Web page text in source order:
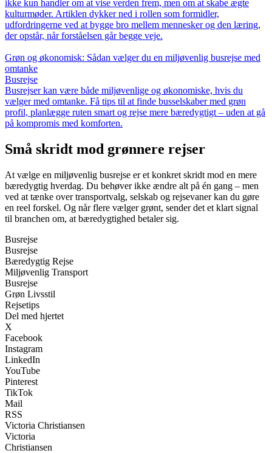
ikke kun handler om at vise verden frem, men om at skabe ægte
kulturmøder. Artiklen dykker ned i rollen som formidler,
udfordringerne ved at bygge bro mellem mennesker og den læring,
der opstår, når forståelsen går begge veje.
Grøn og økonomisk: Sådan vælger du en miljøvenlig busrejse med
omtanke
Busrejse
Busrejser kan være både miljøvenlige og økonomiske, hvis du
vælger med omtanke. Få tips til at finde busselskaber med grøn
profil, planlægge ruten smart og rejse mere bæredygtigt – uden at gå
på kompromis med komforten.
Små skridt mod grønnere rejser
At vælge en miljøvenlig busrejse er et konkret skridt mod en mere
bæredygtig hverdag. Du behøver ikke ændre alt på én gang – men
ved at tænke over transportvalg, selskab og rejsevaner kan du gøre
en reel forskel. Og når flere vælger grønt, sender det et klart signal
til branchen om, at bæredygtighed betaler sig.
Busrejse
Busrejse
Bæredygtig Rejse
Miljøvenlig Transport
Busrejse
Grøn Livsstil
Rejsetips
Del med hjertet
X
Facebook
Instagram
LinkedIn
YouTube
Pinterest
TikTok
Mail
RSS
Victoria Christiansen
Victoria
Christiansen